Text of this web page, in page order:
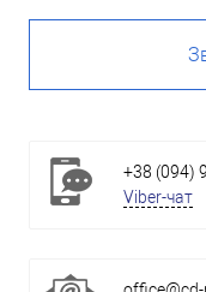
+38 (094)
Viber-чат